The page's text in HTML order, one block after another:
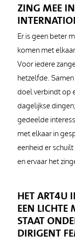
ZING MEE
Er is geen beter
komen met
Voor iedere
hetzelfde.
doel verbindt op
dagelijkse
gedeelde
met elkaar in
eenheid er
en ervaar het
HET ART4U
EEN LICHTE
STAAT
DIRIGENT